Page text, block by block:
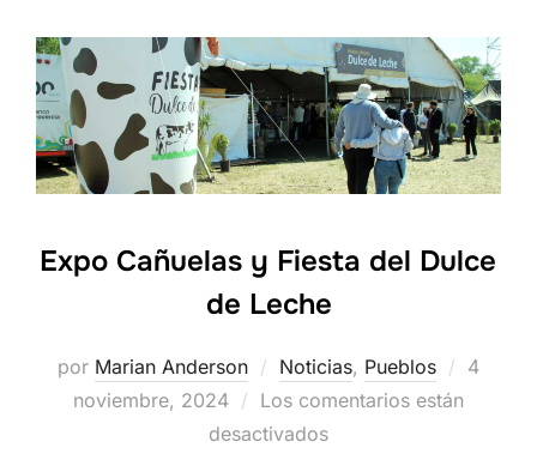
Expo Cañuelas y Fiesta del Dulce
de Leche
por Marian Anderson Noticias, Pueblos
4
noviembre, 2024
Los comentarios están
desactivados